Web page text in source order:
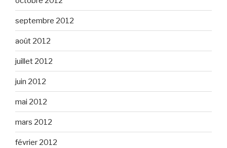
septembre 2012
août 2012
juillet 2012
juin 2012
mai 2012
mars 2012
février 2012